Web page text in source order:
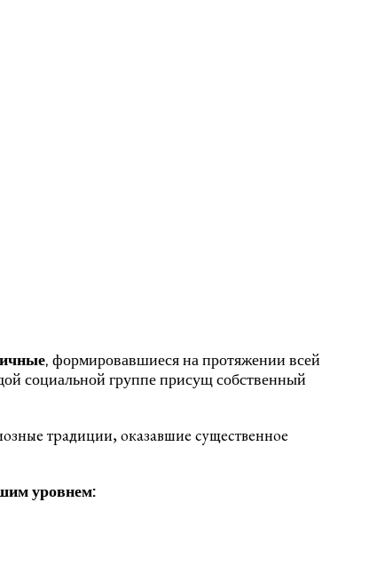
, формировавшиеся на протяжении всей
социальной группе присущ собственный
традиции, оказавшие существенное
уровнем: